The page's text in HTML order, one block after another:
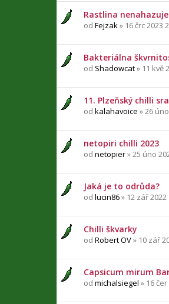
Rastlina
od Fejzak » 16 črc 2023
Bakteriálna
od Shadowcat» 11 kvě
11. Plzeňský chilli
od kalahavoice » 26
netopiri chilli 2023
od netopier» 25 úno
Jaká je to odrůda?
od lucin86» 12 zář 2022
Chilli škvarky
od Robert OV» 10 zář
Capsicum mirum
od michalsiegel » 16